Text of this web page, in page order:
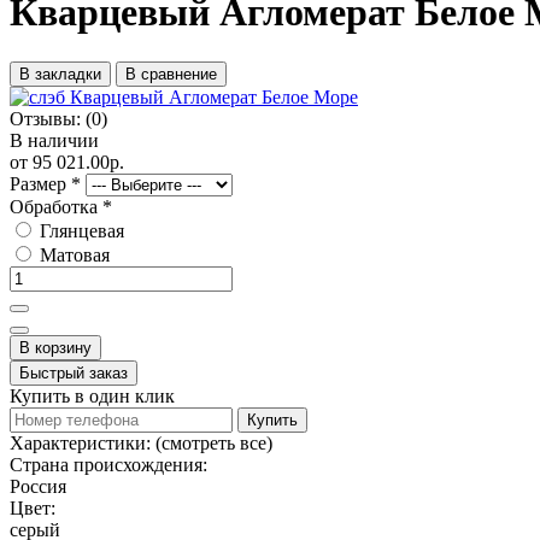
Кварцевый Агломерат Белое
В закладки В сравнение
Отзывы: (0)
В наличии
от 95 021.00р.
Размер *
Обработка *
Глянцевая
Матовая
В корзину
Быстрый заказ
Купить в один клик
Купить
Характеристики: (смотреть все)
Страна происхождения:
Россия
Цвет:
серый